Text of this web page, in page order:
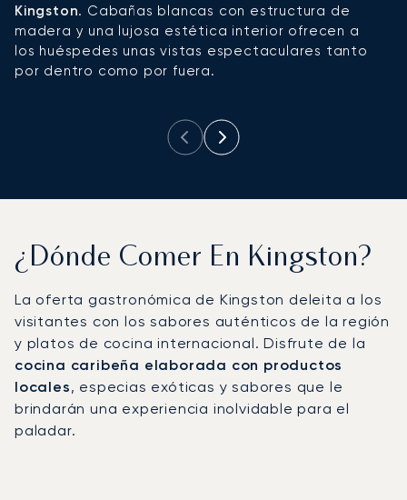
Kingston. Cabañas blancas con estructura de
madera y una lujosa estética interior ofrecen a
los huéspedes unas vistas espectaculares tanto
por dentro como por fuera.
¿Dónde Comer En Kingston?
La oferta gastronómica de Kingston deleita a los
visitantes con los sabores auténticos de la región
y platos de cocina internacional. Disfrute de la
cocina caribeña elaborada con productos
locales, especias exóticas y sabores que le
brindarán una experiencia inolvidable para el
paladar.